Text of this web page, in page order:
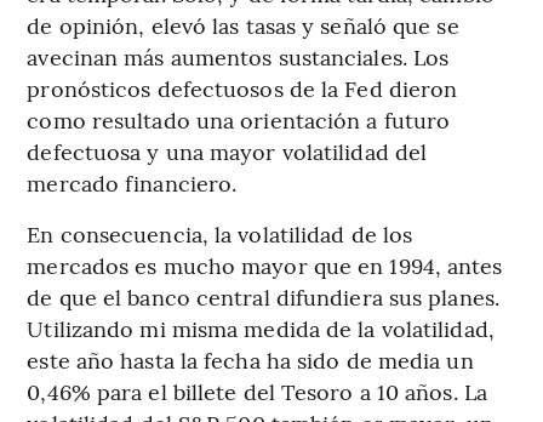
de opinión, elevó las tasas y señaló que se
avecinan más aumentos sustanciales. Los
pronósticos defectuosos de la Fed dieron
como resultado una orientación a futuro
defectuosa y una mayor volatilidad del
mercado financiero.
En consecuencia, la volatilidad de los
mercados es mucho mayor que en 1994, antes
de que el banco central difundiera sus planes.
Utilizando mi misma medida de la volatilidad,
este año hasta la fecha ha sido de media un
0,46% para el billete del Tesoro a 10 años. La